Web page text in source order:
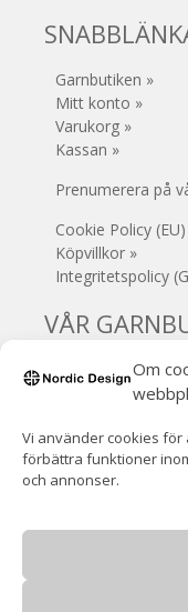
Om
Vi använder cookies
förbättra funktioner
och annonser.
Garnbutiken »
Mitt konto »
Varukorg »
Kassan »
Prenumerera på
Cookie Policy
Köpvillkor »
Integritetspolicy
VÅR
• Säker e-handel
• Gratis frakt
• Inga extra
• Supersnabb
• Handla / hämta
• VOEC-
Norsk moms